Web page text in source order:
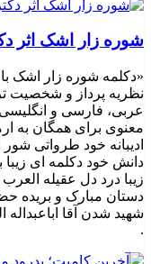
شوره زار اشک اثر
«دکلمه شوره زار اشک
عربی، فارسی و
معنوی برای همگان به
ادیبانه خود طرواتی شور
دانش خود دکلمه ای زیبا
زیبا درد دل عقیله
دستان مبارک و بریده
شهید شدن آقا
.